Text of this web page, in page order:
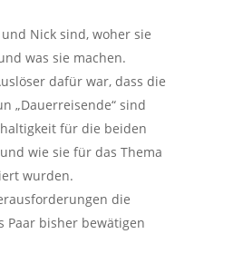
Nick sind, woher sie
was sie machen.
dafür war, dass die
„Dauerreisende“ sind
für die beiden
wie sie für das Thema
wurden.
die
Paar bisher bewätigen